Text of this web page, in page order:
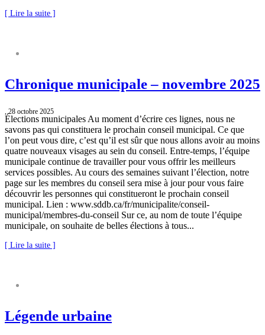
[ Lire la suite ]
Chronique municipale – novembre 2025
, 28 octobre 2025
Élections municipales Au moment d’écrire ces lignes, nous ne
savons pas qui constituera le prochain conseil municipal. Ce que
l’on peut vous dire, c’est qu’il est sûr que nous allons avoir au moins
quatre nouveaux visages au sein du conseil. Entre-temps, l’équipe
municipale continue de travailler pour vous offrir les meilleurs
services possibles. Au cours des semaines suivant l’élection, notre
page sur les membres du conseil sera mise à jour pour vous faire
découvrir les personnes qui constitueront le prochain conseil
municipal. Lien : www.sddb.ca/fr/municipalite/conseil-
municipal/membres-du-conseil Sur ce, au nom de toute l’équipe
municipale, on souhaite de belles élections à tous...
[ Lire la suite ]
Légende urbaine